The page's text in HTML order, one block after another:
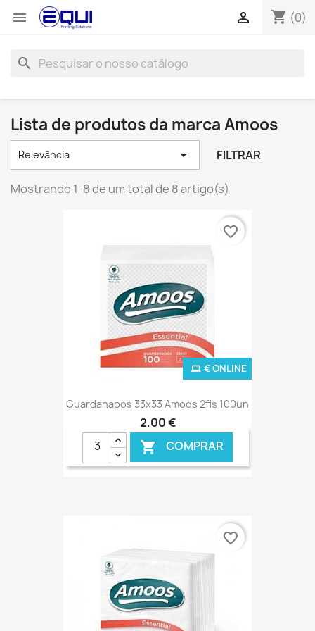
 shopping_cart (0)

search
Lista de produtos da marca Amoos
Relevância  FILTRAR
Mostrando 1-8 de um total de 8 artigo(s)
Guardanapos 33x33 Amoos 2fls 100un
2,00 €
 COMPRAR
€ ONLINE
favorite_border
favorite_border